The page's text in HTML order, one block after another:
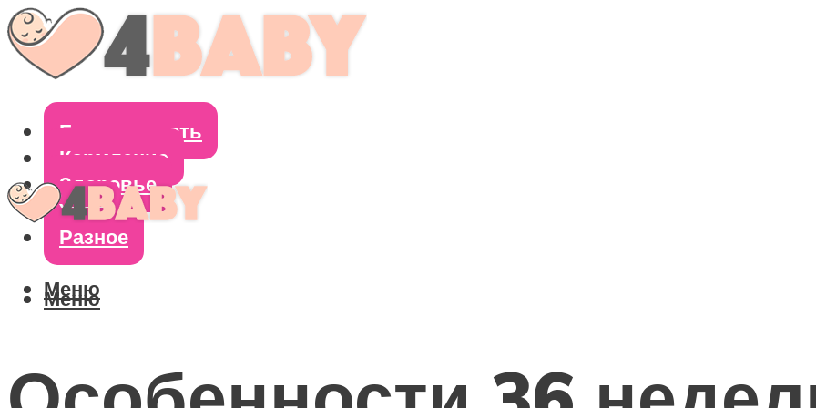
Беременность
Кормление
Здоровье
Уход
Разное
Меню
Меню